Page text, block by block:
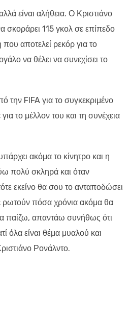
είναι αλήθεια. Ο Κριστιάνο
σκοράρει 115 γκολ σε επίπεδο
αποτελεί ρεκόρ για το
να θέλει να συνεχίσει το
την FIFA για το συγκεκριμένο
το μέλλον του και τη συνέχεια
ακόμα το κίνητρο και η
πολύ σκληρά και όταν
εκείνο θα σου το ανταποδώσει
ρωτούν πόσα χρόνια ακόμα θα
παίζω, απαντάω συνήθως ότι
όλα είναι θέμα μυαλού και
Ρονάλντο.